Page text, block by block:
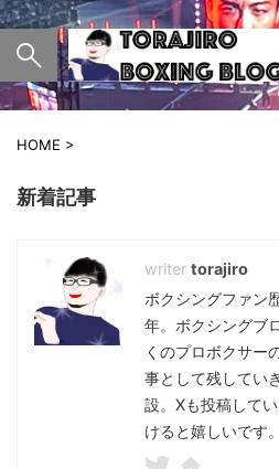
HOME >
新着記事
torajiro
ボクシングファン
年。ボクシングブ
くのプロボクサー
事として残してい
設。Xも投稿して
けると嬉しいです。